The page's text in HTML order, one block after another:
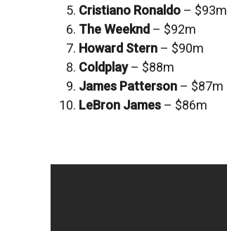
Cristiano Ronaldo – $93m
The Weeknd – $92m
Howard Stern – $90m
Coldplay– $88m
James Patterson – $87m
LeBron James – $86m